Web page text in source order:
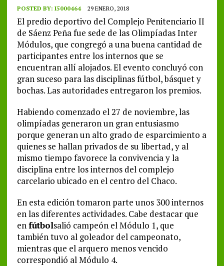
POSTED BY: I5000464 29 ENERO, 2018
El predio deportivo del Complejo Penitenciario II
de Sáenz Peña fue sede de las Olimpíadas Inter
Módulos, que congregó a una buena cantidad de
participantes entre los internos que se
encuentran allí alojados. El evento concluyó con
gran suceso para las disciplinas fútbol, básquet y
bochas. Las autoridades entregaron los premios.
Habiendo comenzado el 27 de noviembre, las
olimpíadas generaron un gran entusiasmo
porque generan un alto grado de esparcimiento a
quienes se hallan privados de su libertad, y al
mismo tiempo favorece la convivencia y la
disciplina entre los internos del complejo
carcelario ubicado en el centro del Chaco.
En esta edición tomaron parte unos 300 internos
en las diferentes actividades. Cabe destacar que
en fútbolsalió campeón el Módulo 1, que
también tuvo al goleador del campeonato,
mientras que el arquero menos vencido
correspondió al Módulo 4.